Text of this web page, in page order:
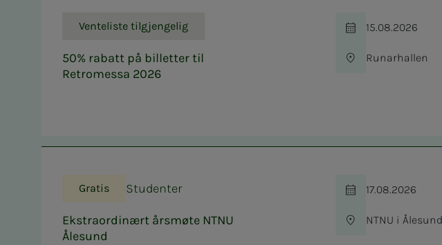
Venteliste tilgjengelig
50% rabatt på billetter til
Retromessa 2026
Tid
15.08.2026
Sted
Runarhallen
Gratis Studenter
Ekstraordinært årsmøte NTNU
Ålesund
Tid
17.08.2026
Sted
NTNU i Ålesund